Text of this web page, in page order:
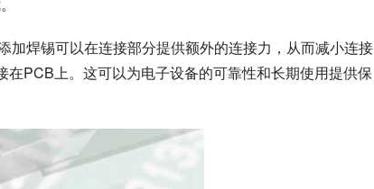
焊锡可以在连接部分提供额外的连接力，从而减小连接
PCB上。这可以为电子设备的可靠性和长期使用提供保